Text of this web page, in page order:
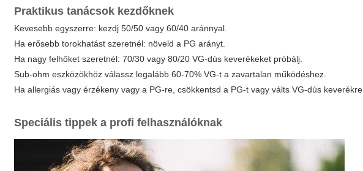
Praktikus tanácsok kezdőknek
Kevesebb egyszerre: kezdj 50/50 vagy 60/40 aránnyal.
Ha erősebb torokhatást szeretnél: növeld a PG arányt.
Ha nagy felhőket szeretnél: 70/30 vagy 80/20 VG-dús keverékeket próbálj.
Sub-ohm eszközökhöz válassz legalább 60-70% VG-t a zavartalan működéshez.
Ha allergiás vagy érzékeny vagy a PG-re, csökkentsd a PG-t vagy válts VG-dús keverékre.
Speciális tippek a profi felhasználóknak